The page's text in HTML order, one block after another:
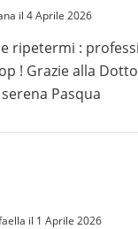
il 4 Aprile 2026
ripetermi :
! Grazie alla
Pasqua
il 1 Aprile 2026